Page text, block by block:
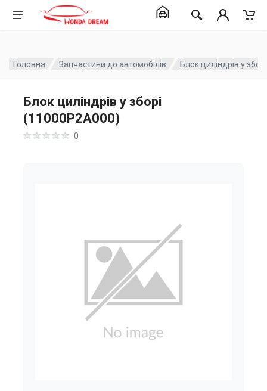
Головна Запчастини до автомобілів Блок циліндрів у
Блок циліндрів у зборі
(11000P2A000)
0